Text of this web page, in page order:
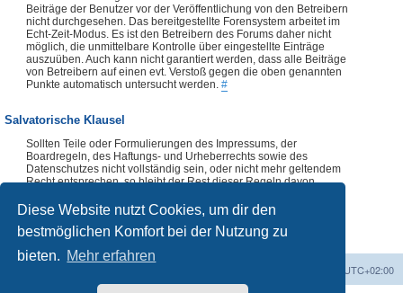
Diese Website nutzt Cookies, um dir den
bestmöglichen Komfort bei der Nutzung zu
bieten. Mehr erfahren
Beiträge der Benutzer vor der Veröffentlichung von den Betreibern
nicht durchgesehen. Das bereitgestellte Forensystem arbeitet im
Echt-Zeit-Modus. Es ist den Betreibern des Forums daher nicht
möglich, die unmittelbare Kontrolle über eingestellte Einträge
auszuüben. Auch kann nicht garantiert werden, dass alle Beiträge
von Betreibern auf einen evt. Verstoß gegen die oben genannten
Punkte automatisch untersucht werden. #
Salvatorische Klausel
Sollten Teile oder Formulierungen des Impressums, der
Boardregeln, des Haftungs- und Urheberrechts sowie des
Datenschutzes nicht vollständig sein, oder nicht mehr geltendem
Recht entsprechen, so bleibt der Rest dieser Regeln davon
auszugsweise, ist ohne vorherige Abklärung mit dem Forenteam
nicht zulässig.#
UTC+02:00